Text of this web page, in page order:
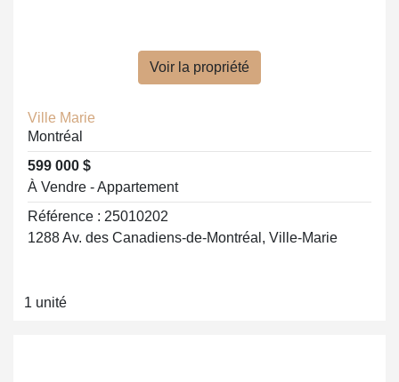
Voir la propriété
Ville Marie
Montréal
599 000 $
À Vendre - Appartement
Référence : 25010202
1288 Av. des Canadiens-de-Montréal, Ville-Marie
1 unité